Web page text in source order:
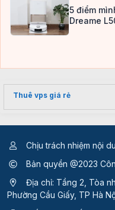
5 điểm
Dreame
Thuê vps giá rẻ
Chịu trách nhiệm nội
Bản quyền @2023
Địa chỉ: Tầng 2, Tòa
Phường Cầu Giấy, TP Hà